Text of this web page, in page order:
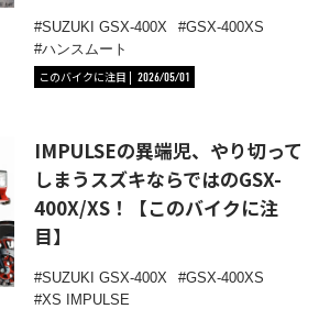
SUZUKI GSX-400X
GSX-400XS
ハンスムート
このバイクに注目
2026/05/01
IMPULSEの異端児、やり切って
しまうスズキならではのGSX-
400X/XS！【このバイクに注
目】
SUZUKI GSX-400X
GSX-400XS
XS IMPULSE